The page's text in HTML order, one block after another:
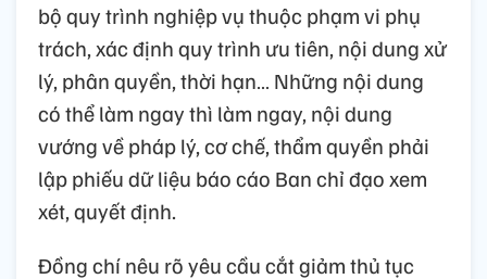
bộ quy trình nghiệp vụ thuộc phạm vi phụ
trách, xác định quy trình ưu tiên, nội dung xử
lý, phân quyền, thời hạn… Những nội dung
có thể làm ngay thì làm ngay, nội dung
vướng về pháp lý, cơ chế, thẩm quyền phải
lập phiếu dữ liệu báo cáo Ban chỉ đạo xem
xét, quyết định.
Đồng chí nêu rõ yêu cầu cắt giảm thủ tục